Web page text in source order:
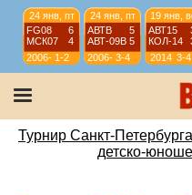
24 янв, пт
FG08
6
МСК07
4
2006-
07
1-2
24 янв, пт
АВТВ
5
АВТ-09B 5
2006-
07
3-4
19 янв,
АВТ15
КОЛ-14
2014 3-4
07
12 янв,
АВТ-09B
ЛИС08
07
Турнир Санкт-
детско-